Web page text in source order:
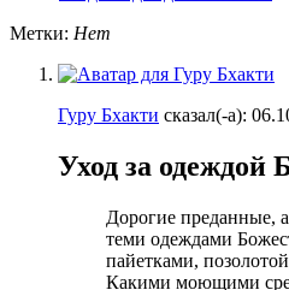
Метки: Нет
Гуру Бхакти сказал(-а):
Уход за одеждой
Дорогие преданные,
теми одеждами
пайетками,
Какими моющими